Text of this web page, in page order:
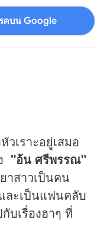
ดบน Google
เราะอยู่เสมอ
"อ้น ศรีพรรณ"
าสาวเป็นคน
ละเป็นแฟนคลับ
บเรื่องฮาๆ ที่